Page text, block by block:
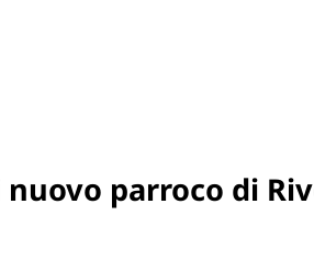
parroco di